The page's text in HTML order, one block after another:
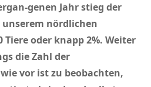
genen Jahr stieg der
nördlichen
Tiere oder knapp 2%. Weiter
die Zahl der
vor ist zu beobachten,